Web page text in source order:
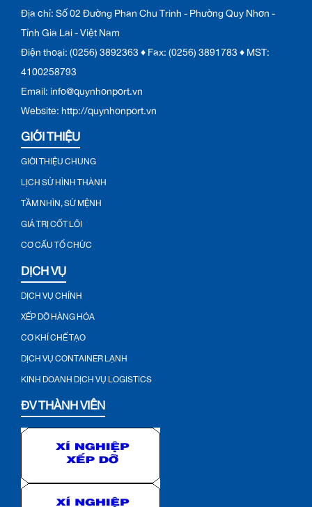
Địa chỉ: Số 02 Đường Phan Chu Trinh - Phường Quy Nhơn -
Tỉnh Gia Lai - Việt Nam
Điện thoại: (0256) 3892363 ♦ Fax: (0256) 3891783 ♦ MST:
4100258793
Email: info@quynhonport.vn
Website: http://quynhonport.vn
GIỚI THIỆU
GIỚI THIỆU CHUNG
LỊCH SỬ HÌNH THÀNH
TẦM NHÌN, SỨ MỆNH
GIÁ TRỊ CỐT LÕI
CƠ CẤU TỔ CHỨC
DỊCH VỤ
DỊCH VỤ CHÍNH
XẾP DỠ HÀNG HÓA
CƠ KHÍ CHẾ TẠO
DỊCH VỤ CONTAINER LẠNH
KINH DOANH DỊCH VỤ LOGISTICS
ĐV THÀNH VIÊN